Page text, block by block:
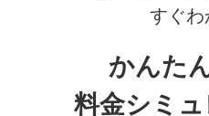
すぐわ
かんた
料金シミ